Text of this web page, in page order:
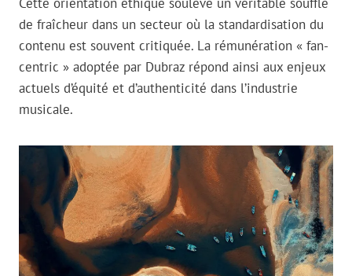
de fraîcheur dans un secteur où la standardisation du
contenu est souvent critiquée. La rémunération « fan-
centric » adoptée par Dubraz répond ainsi aux enjeux
actuels d’équité et d’authenticité dans l’industrie
musicale.